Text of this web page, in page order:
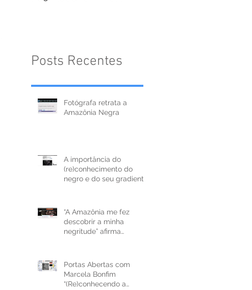
Posts Recentes
Fotógrafa retrata a
Amazônia Negra
A importância do
(re)conhecimento do
negro e do seu gradiente
“A Amazônia me fez
descobrir a minha
negritude” afirma
Portas Abertas com
Marcela Bonfim
“(Re)conhecendo a